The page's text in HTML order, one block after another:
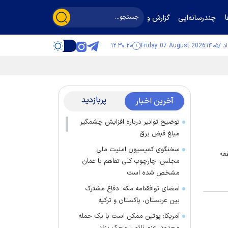
چندرسانه‌ایی گزارش و گفت‌وگو
Friday 07 August 2026 ۱۲:۳۰:۲۰
آخرین اخبار پربازدید
توضیح توانیر درباره افزایش چشمگیر
مبلغ قبض برق
سخنگوی کمیسیون امنیت ملی
مجلس: چارچوب کلی تفاهم با عمان
مشخص شده است
امضای توافقنامه مکه؛ دفاع مشترک
بین عربستان، پاکستان و ترکیه
آمریکا: پوتین ممکن است با یک حمله